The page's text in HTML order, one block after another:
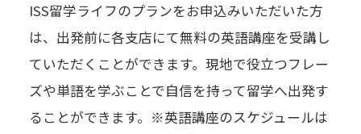
ISS留学ライフのプランをお申込みいただいた方
は、出発前に各支店にて無料の英語講座を受講し
ていただくことができます。現地で役立つフレー
ズや単語を学ぶことで自信を持って留学へ出発す
ることができます。※英語講座のスケジュールは